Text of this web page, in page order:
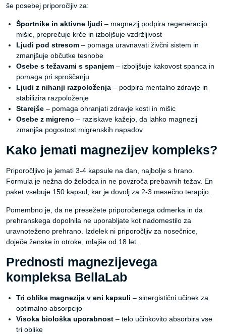
še posebej priporočljiv za:
Športnike in aktivne ljudi – magnezij podpira regeneracijo
mišic, preprečuje krče in izboljšuje vzdržljivost
Ljudi pod stresom – pomaga uravnavati živčni sistem in
zmanjšuje občutke tesnobe
Osebe s težavami s spanjem – izboljšuje kakovost spanca in
pomaga pri sproščanju
Ljudi z nihanji razpoloženja – podpira mentalno zdravje in
stabilizira razpoloženje
Starejše – pomaga ohranjati zdravje kosti in mišic
Osebe z migreno – raziskave kažejo, da lahko magnezij
zmanjša pogostost migrenskih napadov
Kako jemati magnezijev kompleks?
Priporočljivo je jemati 3-4 kapsule na dan, najbolje s hrano.
Formula je nežna do želodca in ne povzroča prebavnih težav. En
paket vsebuje 150 kapsul, kar je dovolj za 2-3 mesečno terapijo.
Pomembno je, da ne presežete priporočenega odmerka in da
prehranskega dopolnila ne uporabljate kot nadomestilo za
uravnoteženo prehrano. Izdelek ni priporočljiv za nosečnice,
doječe ženske in otroke, mlajše od 18 let.
Prednosti magnezijevega
kompleksa BellaLab
Tri oblike magnezija v eni kapsuli – sinergistični učinek za
optimalno absorpcijo
Visoka biološka uporabnost – telo učinkovito absorbira vse
tri oblike